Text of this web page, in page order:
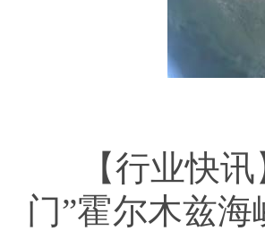
【行业快讯
门”霍尔木兹